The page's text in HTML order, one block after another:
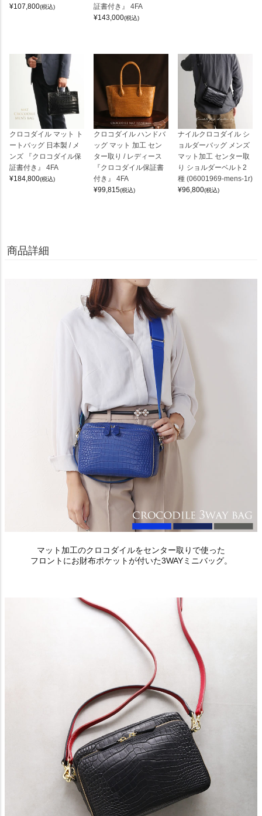
¥107,800(税込)
証書付き』 4FA
¥143,000(税込)
クロコダイル マット ト
ートバッグ 日本製 / メ
ンズ 『クロコダイル保
証書付き』 4FA
¥184,800(税込)
クロコダイル ハンドバ
ッグ マット 加工 セン
ター取り / レディース
『クロコダイル保証書
付き』 4FA
¥99,815(税込)
ナイルクロコダイル シ
ョルダーバッグ メンズ
マット加工 センター取
り ショルダーベルト2
種 (06001969-mens-1r)
¥96,800(税込)
商品詳細
マット加工のクロコダイルをセンター取りで使った
フロントにお財布ポケットが付いた3WAYミニバッグ。